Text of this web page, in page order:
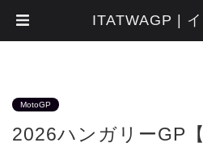
MotoGP
2026ハンガリーGP
ITATWAGP |